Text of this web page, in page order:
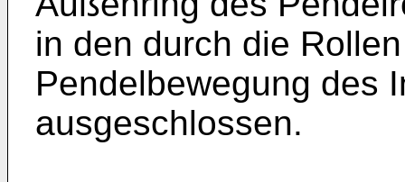
in den durch die
Pendelbewegung des
ausgeschlossen.